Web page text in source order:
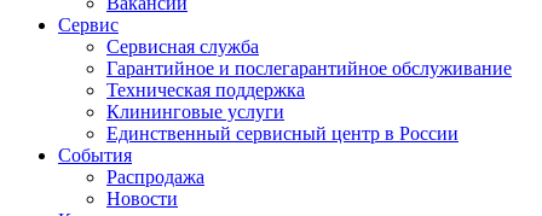
Сервис
Сервисная служба
Гарантийное и послегарантийное обслуживание
Техническая поддержка
Клининговые услуги
Единственный сервисный центр в России
События
Распродажа
Новости